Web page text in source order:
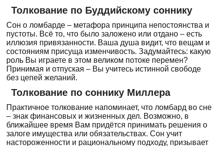
Толкование по Буддийскому соннику
Сон о ломбарде – метафора принципа непостоянства и
пустоты. Всё то, что было заложено или отдано – есть
иллюзия привязанности. Ваша душа видит, что вещам и
состояниям присуща изменчивость. Задумайтесь: какую
роль Вы играете в этом великом потоке перемен?
Принимая и отпуская – Вы учитесь истинной свободе
без цепей желаний.
Толкование по соннику Миллера
Практичное толкование напоминает, что ломбард во сне
– знак финансовых и жизненных дел. Возможно, в
ближайшее время Вам придётся принимать решения о
залоге имущества или обязательствах. Сон учит
настороженности и рациональному подходу, призывает